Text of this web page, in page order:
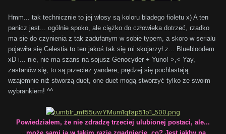
Hmm... tak technicznie to jej włosy są koloru bladego fioletu x) A ten
panicz jest... ogólnie spoko, ale ciężko do człowieka dotrzeć, rzadko
ma się do czynienia z tak zadufanym w sobie typem, a skoro w serialu
pojawiła się Celestia to ten jakoś tak się mi skojarzył z... Bluebloodem
xD i... nie, nie ma szans na sojusz Genocyder + Yuno! >,< Yay,
zastanów się, to są przecież yandere, prędzej się pochlastają
wzajemnie niż stworzą duet, one duet mogą stworzyć tylko ze swoim
wybrankiem! ^^
Powiedziałem, że nie zdradzę trzeciej ulubionej postaci, ale...